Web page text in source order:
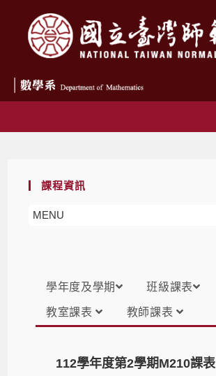
課程資訊
MENU
學年度及學期 班級課表
教室課表 教師課表
112學年度第2學期M210課表